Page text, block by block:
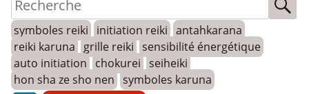
symboles reiki initiation reiki antahkarana
reiki karuna
grille reiki sensibilité énergétique
auto initiation
chokurei seiheiki
hon sha ze sho nen symboles karuna